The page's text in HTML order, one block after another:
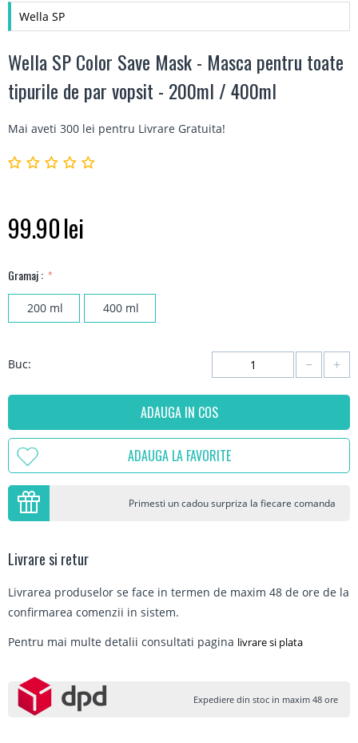
Wella SP
Wella SP Color Save Mask - Masca pentru toate
tipurile de par vopsit - 200ml / 400ml
Mai aveti 300 lei pentru Livrare Gratuita!
99.90lei
Gramaj :
200 ml 400 ml
Buc: +
−
ADAUGA IN COS
ADAUGA LA FAVORITE
Primesti un cadou surpriza la fiecare comanda
Livrare si retur
Livrarea produselor se face in termen de maxim 48 de ore de la
confirmarea comenzii in sistem.
Pentru mai multe detalii consultati pagina livrare si plata
Expediere din stoc in maxim 48 ore